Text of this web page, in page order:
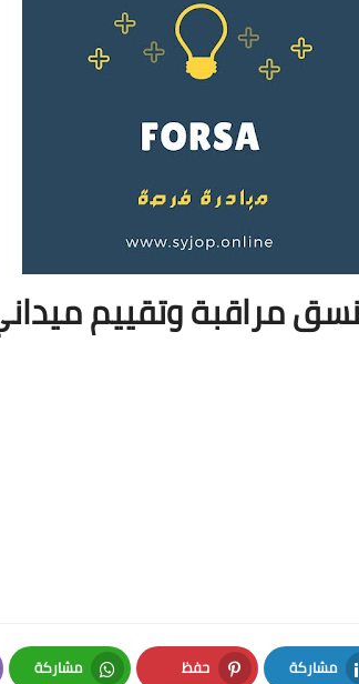
مراقبة وتقييم
مشاركة حفظ مشاركة